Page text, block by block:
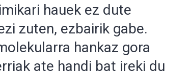
hauek ez dute
zuten, ezbairik gabe.
hankaz gora
ate handi bat ireki du